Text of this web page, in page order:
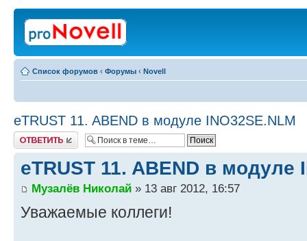
Список форумов ‹ Форумы ‹ Novell
eTRUST 11. ABEND в модуле INO32SE.NLM
Ответить
eTRUST 11. ABEND в модуле
Музалёв Николай » 13 авг 2012, 16:57
Уважаемые коллеги!